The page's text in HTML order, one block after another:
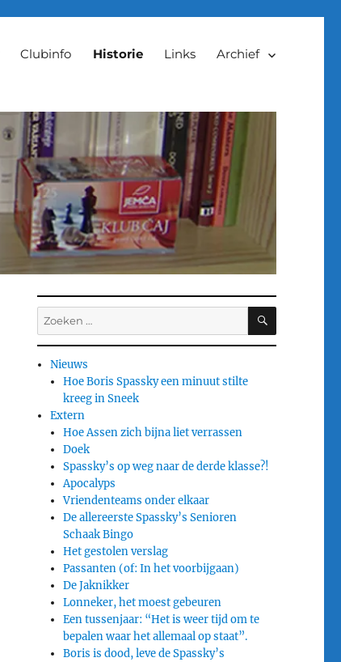
Clubinfo Historie Links Archief
Zoeken
naar:
ZOEKEN
Nieuws
Hoe Boris Spassky een minuut stilte
kreeg in Sneek
Extern
Hoe Assen zich bijna liet verrassen
Doek
Spassky’s op weg naar de derde klasse?!
Apocalyps
Vriendenteams onder elkaar
De allereerste Spassky’s Senioren
Schaak Bingo
Het gestolen verslag
Passanten (of: In het voorbijgaan)
De Jaknikker
Lonneker, het moest gebeuren
Een tussenjaar: “Het is weer tijd om te
bepalen waar het allemaal op staat”.
Boris is dood, leve de Spassky’s